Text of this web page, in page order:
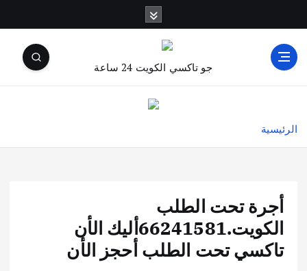
جو تاكسي الكويت 24 ساعة
الرئيسية
أجرة تحت الطلب
الكويت.66241581أليك الأن
تاكسي تحت الطلب أحجز الأن